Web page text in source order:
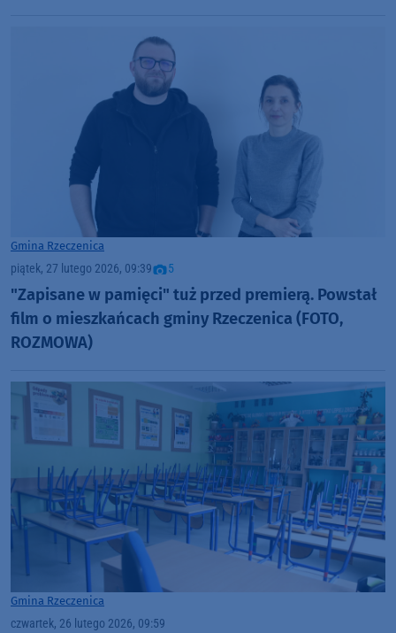
Gmina Rzeczenica
piątek, 27 lutego 2026, 09:39 5
"Zapisane w pamięci" tuż przed premierą. Powstał
film o mieszkańcach gminy Rzeczenica (FOTO,
ROZMOWA)
Gmina Rzeczenica
czwartek, 26 lutego 2026, 09:59